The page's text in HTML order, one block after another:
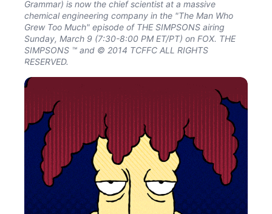
Grammar) is now the chief scientist at a massive
chemical engineering company in the "The Man Who
Grew Too Much" episode of THE SIMPSONS airing
Sunday, March 9 (7:30-8:00 PM ET/PT) on FOX. THE
SIMPSONS ™ and © 2014 TCFFC ALL RIGHTS
RESERVED.